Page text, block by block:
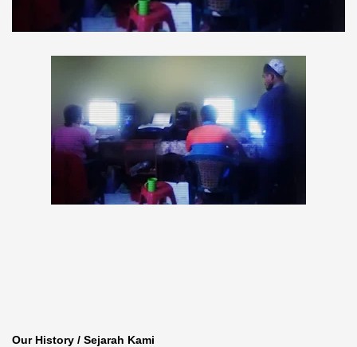
Our History / Sejarah Kami